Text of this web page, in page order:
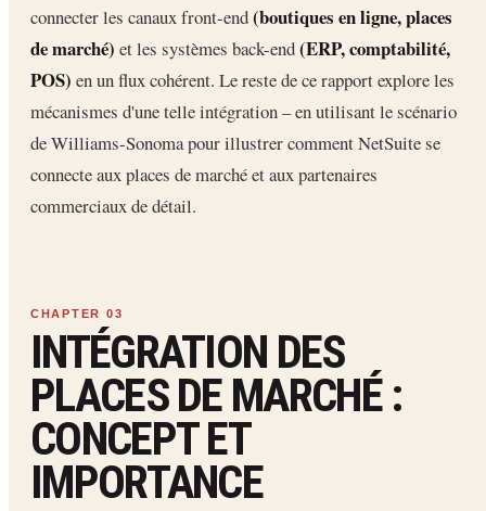
connecter les canaux front-end(boutiques en ligne, places
de marché) et les systèmes back-end(ERP, comptabilité,
POS) en un flux cohérent. Le reste de ce rapport explore les
mécanismes d'une telle intégration – en utilisant le scénario
de Williams-Sonoma pour illustrer comment NetSuite se
connecte aux places de marché et aux partenaires
commerciaux de détail.
INTÉGRATION DES
PLACES DE MARCHÉ :
CONCEPT ET
IMPORTANCE